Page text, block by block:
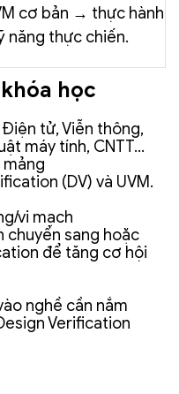
cơ bản → thực hành
năng thực chiến.
học
tử, Viễn thông,
máy tính, CNTT…
(DV) và UVM.
vi mạch
chuyển sang hoặc
để tăng cơ hội
nghề cần nắm
Verification